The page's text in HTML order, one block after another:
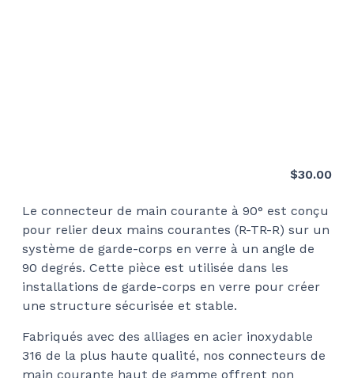
$30.00
Le connecteur de main courante à 90° est conçu
pour relier deux mains courantes (R-TR-R) sur un
système de garde-corps en verre à un angle de
90 degrés. Cette pièce est utilisée dans les
installations de garde-corps en verre pour créer
une structure sécurisée et stable.
Fabriqués avec des alliages en acier inoxydable
316 de la plus haute qualité, nos connecteurs de
main courante haut de gamme offrent non